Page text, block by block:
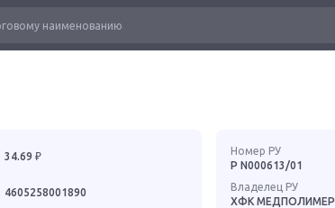
34.69 ₽
4605258001890
Номер РУ
Р N000613/01
Владелец РУ
ХФК МЕДПОЛИМЕР